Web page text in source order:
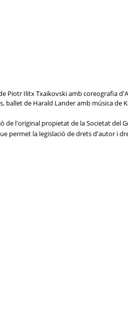
Piotr Ilitx Txaikovski amb coreografia
ballet de Harald Lander amb música de
de l'original propietat de la Societat del
permet la legislació de drets d'autor i